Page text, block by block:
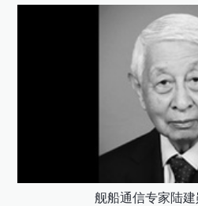
舰船通信专家陆